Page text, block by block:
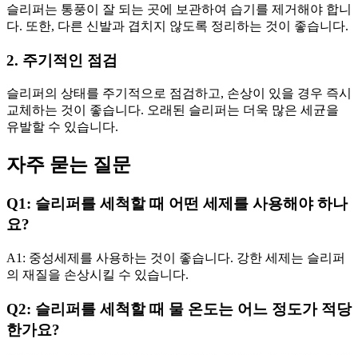
슬리퍼는 통풍이 잘 되는 곳에 보관하여 습기를 제거해야 합니
다. 또한, 다른 신발과 겹치지 않도록 정리하는 것이 좋습니다.
2. 주기적인 점검
슬리퍼의 상태를 주기적으로 점검하고, 손상이 있을 경우 즉시
교체하는 것이 좋습니다. 오래된 슬리퍼는 더욱 많은 세균을
유발할 수 있습니다.
자주 묻는 질문
Q1: 슬리퍼를 세척할 때 어떤 세제를 사용해야 하나
요?
A1: 중성세제를 사용하는 것이 좋습니다. 강한 세제는 슬리퍼
의 재질을 손상시킬 수 있습니다.
Q2: 슬리퍼를 세척할 때 물 온도는 어느 정도가 적당
한가요?